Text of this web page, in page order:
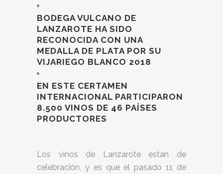
BODEGA VULCANO DE
LANZAROTE HA SIDO
RECONOCIDA CON UNA
MEDALLA DE PLATA POR SU
VIJARIEGO BLANCO 2018
EN ESTE CERTAMEN
INTERNACIONAL PARTICIPARON
8.500 VINOS DE 46 PAÍSES
PRODUCTORES
Los vinos de Lanzarote están de
celebración, y es que el pasado 11 de